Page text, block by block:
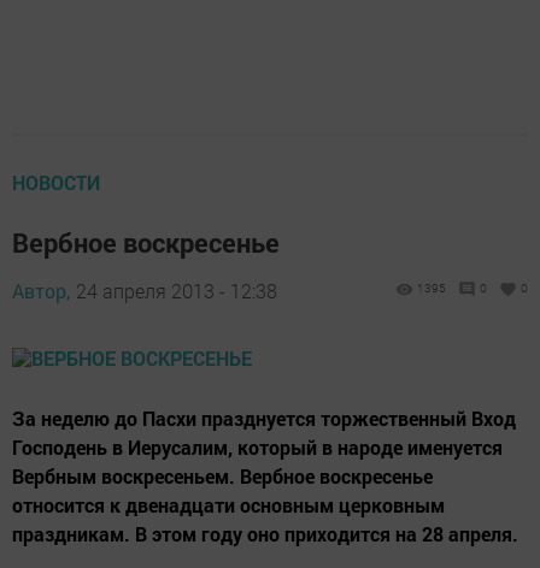
НОВОСТИ
Вербное воскресенье
Автор, 24 апреля 2013 - 12:38 1395 0 0
За неделю до Пасхи празднуется торжественный Вход
Господень в Иерусалим, который в народе именуется
Вербным воскресеньем. Вербное воскресенье
относится к двенадцати основным церковным
праздникам. В этом году оно приходится на 28 апреля.